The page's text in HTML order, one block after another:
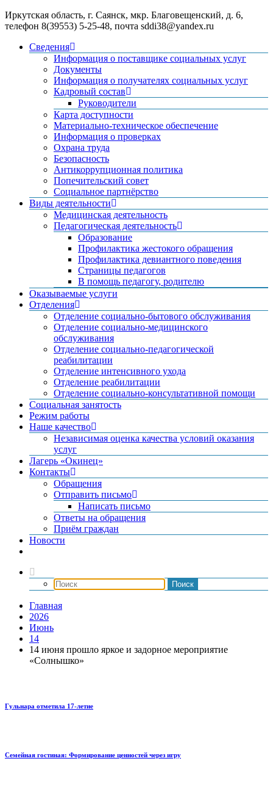
Иркутская область, г. Саянск, мкр. Благовещенский, д. 6,
телефон 8(39553) 5-25-48, почта sddi38@yandex.ru
Сведения
Информация о поставщике социальных услуг
Документы
Информация о получателях социальных услуг
Кадровый состав
Руководители
Карта доступности
Материально-техническое обеспечение
Информация о проверках
Охрана труда
Безопасность
Антикоррупционная политика
Попечительский совет
Социальное партнёрство
Виды деятельности
Медицинская деятельность
Педагогическая деятельность
Образование
Профилактика жестокого обращения
Профилактика девиантного поведения
Страницы педагогов
В помощь педагогу, родителю
Оказываемые услуги
Отделения
Отделение социально-бытового обслуживания
Отделение социально-медицинского
обслуживания
Отделение социально-педагогической
реабилитации
Отделение интенсивного ухода
Отделение реабилитации
Отделение социально-консультативной помощи
Социальная занятость
Режим работы
Наше качество
Независимая оценка качества условий оказания
услуг
Лагерь «Окинец»
Контакты
Обращения
Отправить письмо
Написать письмо
Ответы на обращения
Приём граждан
Новости
Главная
2026
Июнь
14
14 июня прошло яркое и задорное мероприятие
«Солнышко»
Гульнара отметила 17‑летие
Семейная гостиная: Формирование ценностей через игру